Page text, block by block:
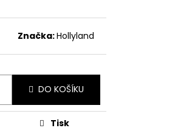
Značka:Hollyland
DO KOŠÍKU
Tisk